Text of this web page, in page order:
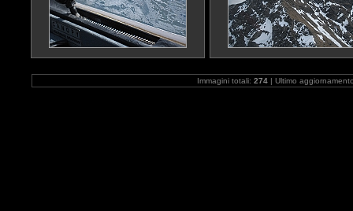
Immagini totali: 274| Ultimo